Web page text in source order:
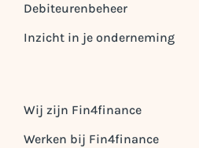
Debiteurenbeheer
Inzicht in je onderneming
Wij zijn Fin4finance
Werken bij Fin4finance